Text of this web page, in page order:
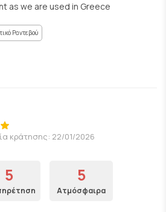
as we are used in Greece
Ραντεβού
κράτησης: 22/01/2026
5 5
Ατμόσφαιρα